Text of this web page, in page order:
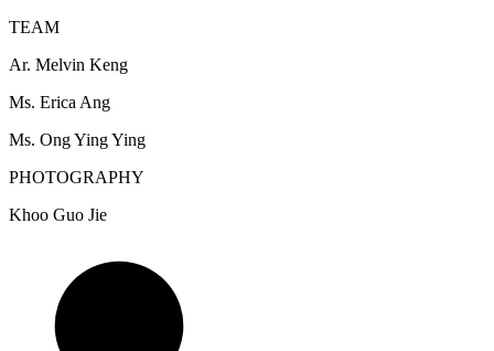
TEAM
Ar. Melvin Keng​​​​‌ ‍ ​‍​‍‌‍ ‌ ​‍‌‍‍‌‌‍‌ ‌‍‍‌‌‍ ‍​‍​‍​ ‍‍​‍​‍‌ ​ ‌‍​‌‌‍ ‍‌‍‍‌‌ ‌​‌ ‍‌​‍ ‍‌‍‍‌‌‍ ​‍​‍​‍ ​​‍​‍‌‍‍​‌ ​‍‌‍‌‌‌‍‌‍​‍​‍​ ‍‍​‍​‍‌‍‍​‌ ‌​‌ ‌​‌ ​​‌ ​ ​ ‍‍​‍ ​‍ ‌‍‍ ‌ ‍‍‌‍​‌​‍ ‌‌ ​ ‌ ‌​‌ ‌‌‌‍‌​‌‍‍‌‌‍ ​‍ ‍‌ ​ ‌‍​‌‌‍ ‍‌‍‍‌‌ ‌​‌ ‍‌​‍ ‍‌ ​ ‌ ‌​‌ ‌‌‌‍‌​‌‍‍‌‌‍ ​‍ ‌‍‍‌‌‍ ‍‌ ‌​‌‍‌‌‌‍ ‍‌ ‌​​‍ ‌‍‌‌‌‍‌​‌‍‍‌‌ ‌​​‍ ‌‍ ‌‌‍ ‌‍‌​‌‍‌‌​ ‌‌ ​​‌ ​‍‌‍‌‌‌ ​ ‌‍‌‌‌‍ ‍‌ ‌​‌‍​‌‌ ‌​‌‍‍‌‌‍ ‌‍ ‍​ ‍ ‌‍‍‌‌‍‌​​ ‌‌‍‌‍​ ‍​‌‍​‌‌‍​‍‌‍‌‌​ ​ ​ ‍‌​ ​‍​‍ ‌‌‍​ ​ ‌‌​ ​‌‌‍‌‍​‍ ‌​ ‌​‌‍​‍‌‍‌‍‌‍‌‌​‍ ‌‌‍​‌‌‍​‍​ ‍​​ ‍​​‍ ‌‌‍‌‍​ ​‍‌‍​‌​ ​‍​ ‌‌‌‍​ ​ ‌​‌‍​ ​ ‍‌​ ‌‌​ ‌​​ ​ ​ ‍ ‌ ‌​‌ ‍‌‌ ​​‌‍‌‌​ ‌‌ ​​‌ ​‍‌‍ ‌‍‍‍‌‍‌‌‌‍​ ‌ ‌​​ ‍ ‌ ​​‌‍​‌‌ ‌​‌‍‍​​ ‌‌ ‌​‌‍‌‌‌‍​‌‌‍ ‌‌​ ‌‌‍‌‌‌‍ ‌‌‍​‍‌‍‌‌‌ ​‍‌ ​ ​‍‌‌​ ‌‌‌​​‍​ ​​​‍‌‌​ ‌‌‌​‌​​ ‌‍​‍‌‍​‌‌ ​ ‌‍‌‌‌‌‌‌‌ ​‍‌‍ ​​ ‌‌‍‍​‌ ‌​‌ ‌​‌ ​​‌ ​ ​‍‌‌​ ​ ‌​​‌​‍‌‌​ ​‍‌​‌‍​‍‌‌​ ​‍‌​‌‍‌‍‍ ‌ ‍‍‌‍​‌​‍ ‌‌ ​ ‌ ‌​‌ ‌‌‌‍‌​‌‍‍‌‌‍ ​‍ ‍‌ ​ ‌‍​‌‌‍ ‍‌‍‍‌‌ ‌​‌ ‍‌​‍ ‍‌ ​ ‌ ‌​‌ ‌‌‌‍‌​‌‍‍‌‌‍ ​‍‌‍‌‍‍‌‌‍‌​​ ‌‌‍‌‍​ ‍​‌‍​‌‌‍​‍‌‍‌‌​ ​ ​ ‍‌​ ​‍​‍ ‌‌‍​ ​ ‌‌​ ​‌‌‍‌‍​‍ ‌​ ‌​‌‍​‍‌‍‌‍‌‍‌‌​‍ ‌‌‍​‌‌‍​‍​ ‍​​ ‍​​‍ ‌‌‍‌‍​ ​‍‌‍​‌​ ​‍​ ‌‌‌‍​ ​ ‌​‌‍​ ​ ‍‌​ ‌‌​ ‌​​ ​ ​‍‌‍‌ ‌​‌ ‍‌‌ ​​‌‍‌‌​ ‌‌ ​​‌ ​‍‌‍ ‌‍‍‍‌‍‌‌‌‍​ ‌ ‌​​‍‌‍‌ ​​‌‍​‌‌ ‌​‌‍‍​​ ‌‌ ‌​‌‍‌‌‌‍​‌‌‍ ‌‌​ ‌‌‍‌‌‌‍ ‌‌‍​‍‌‍‌‌‌ ​‍‌ ​ ​‍‌‌​ ‌‌‌​​‍​ ​​​‍‌‌​ ‌‌‌​‌​​‍‌‍‌ ​​‌‍‌‌‌ ​‍‌ ​ ‌ ​​‌‍‌‌‌‍​ ‌ ‌​‌‍‍‌‌ ‌‍‌‍‌‌​ ‌‌ ​​‌ ‌‌‌‍​‍‌‍ ​‌‍‍‌‌ ​ ‌‍‍​‌‍‌‌‌‍‌​​‍​‍‌ ‌
Ms. Erica Ang​​​​‌ ‍ ​‍​‍‌‍ ‌ ​‍‌‍‍‌‌‍‌ ‌‍‍‌‌‍ ‍​‍​‍​ ‍‍​‍​‍‌ ​ ‌‍​‌‌‍ ‍‌‍‍‌‌ ‌​‌ ‍‌​‍ ‍‌‍‍‌‌‍ ​‍​‍​‍ ​​‍​‍‌‍‍​‌ ​‍‌‍‌‌‌‍‌‍​‍​‍​ ‍‍​‍​‍‌‍‍​‌ ‌​‌ ‌​‌ ​​‌ ​ ​ ‍‍​‍ ​‍ ‌‍‍ ‌ ‍‍‌‍​‌​‍ ‌‌ ​ ‌ ‌​‌ ‌‌‌‍‌​‌‍‍‌‌‍ ​‍ ‍‌ ​ ‌‍​‌‌‍ ‍‌‍‍‌‌ ‌​‌ ‍‌​‍ ‍‌ ​ ‌ ‌​‌ ‌‌‌‍‌​‌‍‍‌‌‍ ​‍ ‌‍‍‌‌‍ ‍‌ ‌​‌‍‌‌‌‍ ‍‌ ‌​​‍ ‌‍‌‌‌‍‌​‌‍‍‌‌ ‌​​‍ ‌‍ ‌‌‍ ‌‍‌​‌‍‌‌​ ‌‌ ​​‌ ​‍‌‍‌‌‌ ​ ‌‍‌‌‌‍ ‍‌ ‌​‌‍​‌‌ ‌​‌‍‍‌‌‍ ‌‍ ‍​ ‍ ‌‍‍‌‌‍‌​​ ‌‌‍‌‍​ ‍​‌‍​‌‌‍​‍‌‍‌‌​ ​ ​ ‍‌​ ​‍​‍ ‌‌‍​ ​ ‌‌​ ​‌‌‍‌‍​‍ ‌​ ‌​‌‍​‍‌‍‌‍‌‍‌‌​‍ ‌‌‍​‌‌‍​‍​ ‍​​ ‍​​‍ ‌‌‍‌‍​ ​‍‌‍​‌​ ​‍​ ‌‌‌‍​ ​ ‌​‌‍​ ​ ‍‌​ ‌‌​ ‌​​ ​ ​ ‍ ‌ ‌​‌ ‍‌‌ ​​‌‍‌‌​ ‌‌ ​​‌ ​‍‌‍ ‌‍‍‍‌‍‌‌‌‍​ ‌ ‌​​ ‍ ‌ ​​‌‍​‌‌ ‌​‌‍‍​​ ‌‌ ‌​‌‍‌‌‌‍​‌‌‍ ‌‌​ ‌‌‍‌‌‌‍ ‌‌‍​‍‌‍‌‌‌ ​‍‌ ​ ​‍‌‌​ ‌‌‌​​‍​ ​‌​‍‌‌​ ‌‌‌​‌​​ ‌‍​‍‌‍​‌‌ ​ ‌‍‌‌‌‌‌‌‌ ​‍‌‍ ​​ ‌‌‍‍​‌ ‌​‌ ‌​‌ ​​‌ ​ ​‍‌‌​ ​ ‌​​‌​‍‌‌​ ​‍‌​‌‍​‍‌‌​ ​‍‌​‌‍‌‍‍ ‌ ‍‍‌‍​‌​‍ ‌‌ ​ ‌ ‌​‌ ‌‌‌‍‌​‌‍‍‌‌‍ ​‍ ‍‌ ​ ‌‍​‌‌‍ ‍‌‍‍‌‌ ‌​‌ ‍‌​‍ ‍‌ ​ ‌ ‌​‌ ‌‌‌‍‌​‌‍‍‌‌‍ ​‍‌‍‌‍‍‌‌‍‌​​ ‌‌‍‌‍​ ‍​‌‍​‌‌‍​‍‌‍‌‌​ ​ ​ ‍‌​ ​‍​‍ ‌‌‍​ ​ ‌‌​ ​‌‌‍‌‍​‍ ‌​ ‌​‌‍​‍‌‍‌‍‌‍‌‌​‍ ‌‌‍​‌‌‍​‍​ ‍​​ ‍​​‍ ‌‌‍‌‍​ ​‍‌‍​‌​ ​‍​ ‌‌‌‍​ ​ ‌​‌‍​ ​ ‍‌​ ‌‌​ ‌​​ ​ ​‍‌‍‌ ‌​‌ ‍‌‌ ​​‌‍‌‌​ ‌‌ ​​‌ ​‍‌‍ ‌‍‍‍‌‍‌‌‌‍​ ‌ ‌​​‍‌‍‌ ​​‌‍​‌‌ ‌​‌‍‍​​ ‌‌ ‌​‌‍‌‌‌‍​‌‌‍ ‌‌​ ‌‌‍‌‌‌‍ ‌‌‍​‍‌‍‌‌‌ ​‍‌ ​ ​‍‌‌​ ‌‌‌​​‍​ ​‌​‍‌‌​ ‌‌‌​‌​​‍‌‍‌ ​​‌‍‌‌‌ ​‍‌ ​ ‌ ​​‌‍‌‌‌‍​ ‌ ‌​‌‍‍‌‌ ‌‍‌‍‌‌​ ‌‌ ​​‌ ‌‌‌‍​‍‌‍ ​‌‍‍‌‌ ​ ‌‍‍​‌‍‌‌‌‍‌​​‍​‍‌ ‌
Ms. Ong Ying Ying​​​​‌ ‍ ​‍​‍‌‍ ‌ ​‍‌‍‍‌‌‍‌ ‌‍‍‌‌‍ ‍​‍​‍​ ‍‍​‍​‍‌ ​ ‌‍​‌‌‍ ‍‌‍‍‌‌ ‌​‌ ‍‌​‍ ‍‌‍‍‌‌‍ ​‍​‍​‍ ​​‍​‍‌‍‍​‌ ​‍‌‍‌‌‌‍‌‍​‍​‍​ ‍‍​‍​‍‌‍‍​‌ ‌​‌ ‌​‌ ​​‌ ​ ​ ‍‍​‍ ​‍ ‌‍‍ ‌ ‍‍‌‍​‌​‍ ‌‌ ​ ‌ ‌​‌ ‌‌‌‍‌​‌‍‍‌‌‍ ​‍ ‍‌ ​ ‌‍​‌‌‍ ‍‌‍‍‌‌ ‌​‌ ‍‌​‍ ‍‌ ​ ‌ ‌​‌ ‌‌‌‍‌​‌‍‍‌‌‍ ​‍ ‌‍‍‌‌‍ ‍‌ ‌​‌‍‌‌‌‍ ‍‌ ‌​​‍ ‌‍‌‌‌‍‌​‌‍‍‌‌ ‌​​‍ ‌‍ ‌‌‍ ‌‍‌​‌‍‌‌​ ‌‌ ​​‌ ​‍‌‍‌‌‌ ​ ‌‍‌‌‌‍ ‍‌ ‌​‌‍​‌‌ ‌​‌‍‍‌‌‍ ‌‍ ‍​ ‍ ‌‍‍‌‌‍‌​​ ‌‌‍‌‍​ ‍​‌‍​‌‌‍​‍‌‍‌‌​ ​ ​ ‍‌​ ​‍​‍ ‌‌‍​ ​ ‌‌​ ​‌‌‍‌‍​‍ ‌​ ‌​‌‍​‍‌‍‌‍‌‍‌‌​‍ ‌‌‍​‌‌‍​‍​ ‍​​ ‍​​‍ ‌‌‍‌‍​ ​‍‌‍​‌​ ​‍​ ‌‌‌‍​ ​ ‌​‌‍​ ​ ‍‌​ ‌‌​ ‌​​ ​ ​ ‍ ‌ ‌​‌ ‍‌‌ ​​‌‍‌‌​ ‌‌ ​​‌ ​‍‌‍ ‌‍‍‍‌‍‌‌‌‍​ ‌ ‌​​ ‍ ‌ ​​‌‍​‌‌ ‌​‌‍‍​​ ‌‌ ‌​‌‍‌‌‌‍​‌‌‍ ‌‌​ ‌‌‍‌‌‌‍ ‌‌‍​‍‌‍‌‌‌ ​‍‌ ​ ​‍‌‌​ ‌‌‌​​‍​ ​‍​‍‌‌​ ‌‌‌​‌​​ ‌‍​‍‌‍​‌‌ ​ ‌‍‌‌‌‌‌‌‌ ​‍‌‍ ​​ ‌‌‍‍​‌ ‌​‌ ‌​‌ ​​‌ ​ ​‍‌‌​ ​ ‌​​‌​‍‌‌​ ​‍‌​‌‍​‍‌‌​ ​‍‌​‌‍‌‍‍ ‌ ‍‍‌‍​‌​‍ ‌‌ ​ ‌ ‌​‌ ‌‌‌‍‌​‌‍‍‌‌‍ ​‍ ‍‌ ​ ‌‍​‌‌‍ ‍‌‍‍‌‌ ‌​‌ ‍‌​‍ ‍‌ ​ ‌ ‌​‌ ‌‌‌‍‌​‌‍‍‌‌‍ ​‍‌‍‌‍‍‌‌‍‌​​ ‌‌‍‌‍​ ‍​‌‍​‌‌‍​‍‌‍‌‌​ ​ ​ ‍‌​ ​‍​‍ ‌‌‍​ ​ ‌‌​ ​‌‌‍‌‍​‍ ‌​ ‌​‌‍​‍‌‍‌‍‌‍‌‌​‍ ‌‌‍​‌‌‍​‍​ ‍​​ ‍​​‍ ‌‌‍‌‍​ ​‍‌‍​‌​ ​‍​ ‌‌‌‍​ ​ ‌​‌‍​ ​ ‍‌​ ‌‌​ ‌​​ ​ ​‍‌‍‌ ‌​‌ ‍‌‌ ​​‌‍‌‌​ ‌‌ ​​‌ ​‍‌‍ ‌‍‍‍‌‍‌‌‌‍​ ‌ ‌​​‍‌‍‌ ​​‌‍​‌‌ ‌​‌‍‍​​ ‌‌ ‌​‌‍‌‌‌‍​‌‌‍ ‌‌​ ‌‌‍‌‌‌‍ ‌‌‍​‍‌‍‌‌‌ ​‍‌ ​ ​‍‌‌​ ‌‌‌​​‍​ ​‍​‍‌‌​ ‌‌‌​‌​​‍‌‍‌ ​​‌‍‌‌‌ ​‍‌ ​ ‌ ​​‌‍‌‌‌‍​ ‌ ‌​‌‍‍‌‌ ‌‍‌‍‌‌​ ‌‌ ​​‌ ‌‌‌‍​‍‌‍ ​‌‍‍‌‌ ​ ‌‍‍​‌‍‌‌‌‍‌​​‍​‍‌ ‌
PHOTOGRAPHY
Khoo Guo Jie​​​​‌ ‍ ​‍​‍‌‍ ‌ ​‍‌‍‍‌‌‍‌ ‌‍‍‌‌‍ ‍​‍​‍​ ‍‍​‍​‍‌ ​ ‌‍​‌‌‍ ‍‌‍‍‌‌ ‌​‌ ‍‌​‍ ‍‌‍‍‌‌‍ ​‍​‍​‍ ​​‍​‍‌‍‍​‌ ​‍‌‍‌‌‌‍‌‍​‍​‍​ ‍‍​‍​‍‌‍‍​‌ ‌​‌ ‌​‌ ​​‌ ​ ​ ‍‍​‍ ​‍ ‌‍‍ ‌ ‍‍‌‍​‌​‍ ‌‌ ​ ‌ ‌​‌ ‌‌‌‍‌​‌‍‍‌‌‍ ​‍ ‍‌ ​ ‌‍​‌‌‍ ‍‌‍‍‌‌ ‌​‌ ‍‌​‍ ‍‌ ​ ‌ ‌​‌ ‌‌‌‍‌​‌‍‍‌‌‍ ​‍ ‌‍‍‌‌‍ ‍‌ ‌​‌‍‌‌‌‍ ‍‌ ‌​​‍ ‌‍‌‌‌‍‌​‌‍‍‌‌ ‌​​‍ ‌‍ ‌‌‍ ‌‍‌​‌‍‌‌​ ‌‌ ​​‌ ​‍‌‍‌‌‌ ​ ‌‍‌‌‌‍ ‍‌ ‌​‌‍​‌‌ ‌​‌‍‍‌‌‍ ‌‍ ‍​ ‍ ‌‍‍‌‌‍‌​​ ‌‌‍‌‍​ ‍​‌‍​‌‌‍​‍‌‍‌‌​ ​ ​ ‍‌​ ​‍​‍ ‌‌‍​ ​ ‌‌​ ​‌‌‍‌‍​‍ ‌​ ‌​‌‍​‍‌‍‌‍‌‍‌‌​‍ ‌‌‍​‌‌‍​‍​ ‍​​ ‍​​‍ ‌‌‍‌‍​ ​‍‌‍​‌​ ​‍​ ‌‌‌‍​ ​ ‌​‌‍​ ​ ‍‌​ ‌‌​ ‌​​ ​ ​ ‍ ‌ ‌​‌ ‍‌‌ ​​‌‍‌‌​ ‌‌ ​​‌ ​‍‌‍ ‌‍‍‍‌‍‌‌‌‍​ ‌ ‌​​ ‍ ‌ ​​‌‍​‌‌ ‌​‌‍‍​​ ‌‌ ​​‌‍‍​‌‍ ‌ ‌​‌‍ ‌‍‌ ‌ ​‍‌‍​‌‌ ​​‌‍‍​‌ ‍‌‌​​ ‌ ​‍‌‍‌‌‌‍‌​‌‍‍‌‌ ‌​‌ ​ ​‍‌‌​ ‌‌‌​​‍​ ​​​‍‌‌​ ‌‌‌​‌​​ ‌‍​‍‌‍​‌‌ ​ ‌‍‌‌‌‌‌‌‌ ​‍‌‍ ​​ ‌‌‍‍​‌ ‌​‌ ‌​‌ ​​‌ ​ ​‍‌‌​ ​ ‌​​‌​‍‌‌​ ​‍‌​‌‍​‍‌‌​ ​‍‌​‌‍‌‍‍ ‌ ‍‍‌‍​‌​‍ ‌‌ ​ ‌ ‌​‌ ‌‌‌‍‌​‌‍‍‌‌‍ ​‍ ‍‌ ​ ‌‍​‌‌‍ ‍‌‍‍‌‌ ‌​‌ ‍‌​‍ ‍‌ ​ ‌ ‌​‌ ‌‌‌‍‌​‌‍‍‌‌‍ ​‍‌‍‌‍‍‌‌‍‌​​ ‌‌‍‌‍​ ‍​‌‍​‌‌‍​‍‌‍‌‌​ ​ ​ ‍‌​ ​‍​‍ ‌‌‍​ ​ ‌‌​ ​‌‌‍‌‍​‍ ‌​ ‌​‌‍​‍‌‍‌‍‌‍‌‌​‍ ‌‌‍​‌‌‍​‍​ ‍​​ ‍​​‍ ‌‌‍‌‍​ ​‍‌‍​‌​ ​‍​ ‌‌‌‍​ ​ ‌​‌‍​ ​ ‍‌​ ‌‌​ ‌​​ ​ ​‍‌‍‌ ‌​‌ ‍‌‌ ​​‌‍‌‌​ ‌‌ ​​‌ ​‍‌‍ ‌‍‍‍‌‍‌‌‌‍​ ‌ ‌​​‍‌‍‌ ​​‌‍​‌‌ ‌​‌‍‍​​ ‌‌ ​​‌‍‍​‌‍ ‌ ‌​‌‍ ‌‍‌ ‌ ​‍‌‍​‌‌ ​​‌‍‍​‌ ‍‌‌​​ ‌ ​‍‌‍‌‌‌‍‌​‌‍‍‌‌ ‌​‌ ​ ​‍‌‌​ ‌‌‌​​‍​ ​​​‍‌‌​ ‌‌‌​‌​​‍‌‍‌ ​​‌‍‌‌‌ ​‍‌ ​ ‌ ​​‌‍‌‌‌‍​ ‌ ‌​‌‍‍‌‌ ‌‍‌‍‌‌​ ‌‌ ​​‌ ‌‌‌‍​‍‌‍ ​‌‍‍‌‌ ​ ‌‍‍​‌‍‌‌‌‍‌​​‍​‍‌ ‌